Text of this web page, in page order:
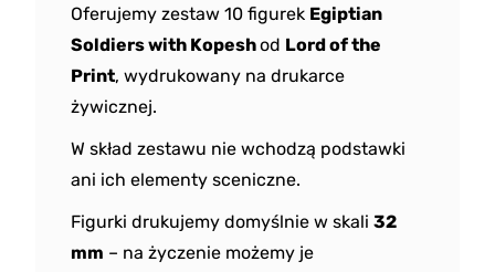
Oferujemy zestaw 10 figurek Egiptian
Soldiers with Kopeshod Lord of the
Print, wydrukowany na drukarce
żywicznej.
W skład zestawu nie wchodzą podstawki
ani ich elementy sceniczne.
Figurki drukujemy domyślnie w skali 32
mm – na życzenie możemy je